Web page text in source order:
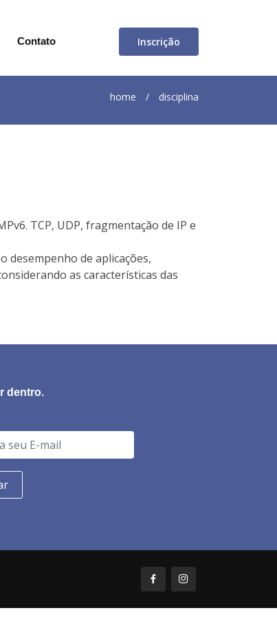
Contato Inscrição
home / disciplina
TCP, UDP, fragmentação de IP e
desempenho de aplicações,
as características das
dentro.